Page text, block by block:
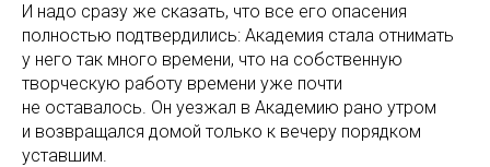
И надо сразу же сказать, что все его опасения
полностью подтвердились: Академия стала отнимать
у него так много времени, что на собственную
творческую работу времени уже почти
не оставалось. Он уезжал в Академию рано утром
и возвращался домой только к вечеру порядком
уставшим.